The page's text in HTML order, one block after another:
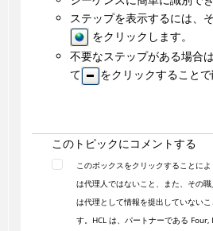
ステップを表示するには、
をクリックします。
不要なステップがある場合
て
をクリックすることで
このトピックにコメントする
このボックスをクリックすることに
は代理人ではないこと、また、その
は代理として情報を提出していない
す。HCL は、パートナーである